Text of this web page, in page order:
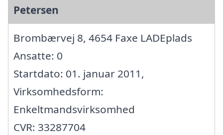
Petersen
Brombærvej 8, 4654 Faxe LADEplads
Ansatte: 0
Startdato: 01. januar 2011,
Virksomhedsform:
Enkeltmandsvirksomhed
CVR: 33287704